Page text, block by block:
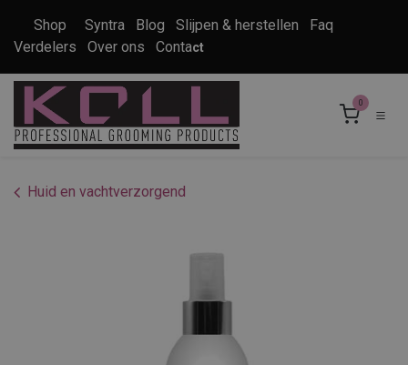
Shop Syntra Blog Slijpen & herstellen
Faq
Verdelers
Over ons Contact
0
Huid en vachtverzorgend